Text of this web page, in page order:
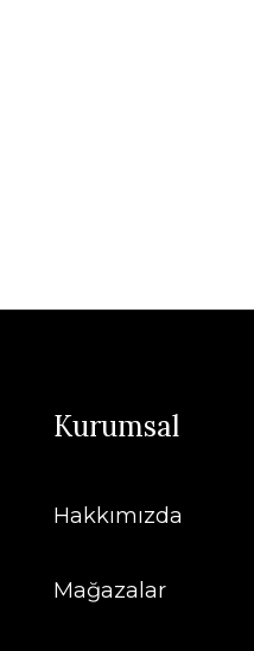
Kurumsal
Hakkımızda
Mağazalar